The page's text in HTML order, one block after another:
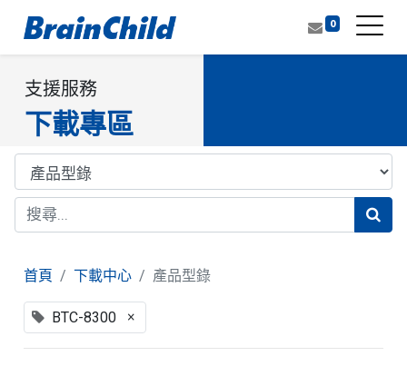
0
支援服務
下載專區
首頁 下載中心 產品型錄
BTC-8300 ×